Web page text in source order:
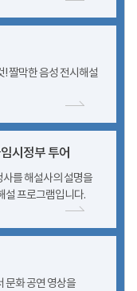
짤막한 음성 전시해설
시정부 투어
를 해설사의 설명을
설 프로그램입니다.
문화 공연 영상을